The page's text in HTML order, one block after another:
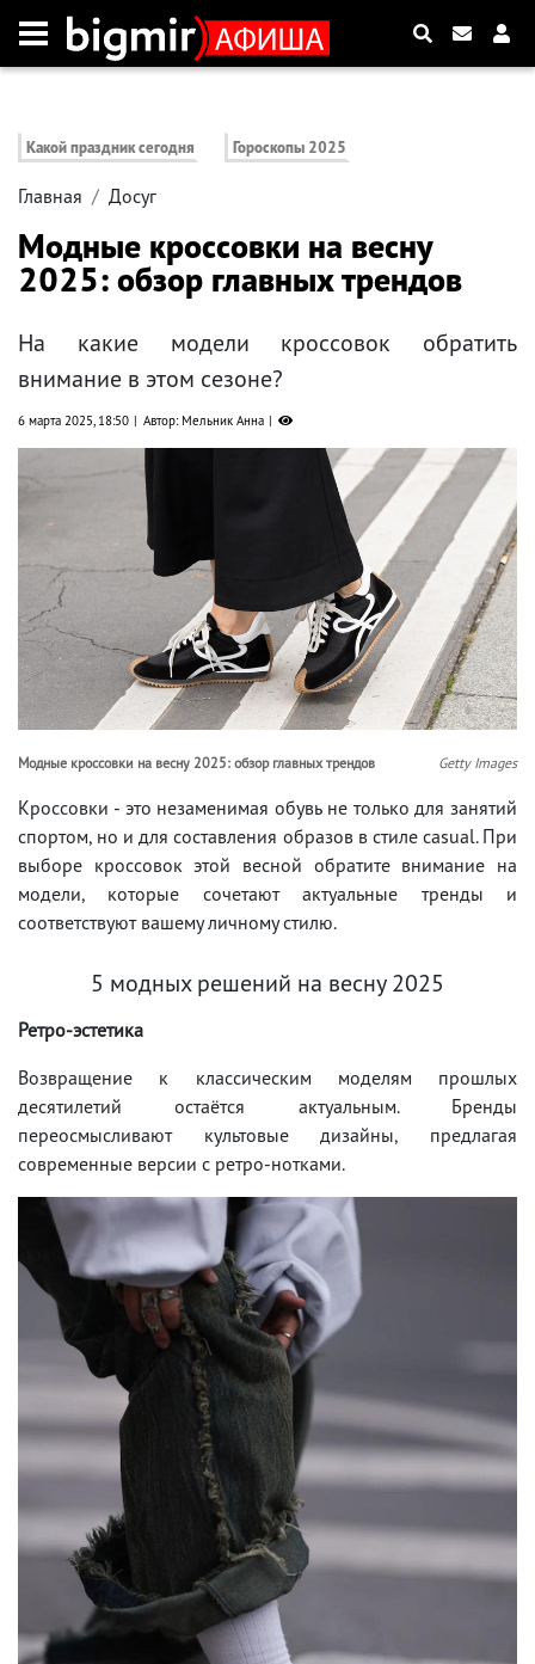
Какой праздник сегодня Гороскопы 2025
Главная Досуг
Модные кроссовки на весну
2025: обзор главных трендов
На какие модели кроссовок обратить
внимание в этом сезоне?
6 марта 2025, 18:50 Автор: Мельник Анна
Модные кроссовки на весну 2025: обзор главных трендов Getty Images
Кроссовки - это незаменимая обувь не только для занятий
спортом, но и для составления образов в стиле casual. При
выборе кроссовок этой весной обратите внимание на
модели, которые сочетают актуальные тренды и
соответствуют вашему личному стилю.
5 модных решений на весну 2025
Ретро-эстетика
Возвращение к классическим моделям прошлых
десятилетий остаётся актуальным. Бренды
переосмысливают культовые дизайны, предлагая
современные версии с ретро-нотками.